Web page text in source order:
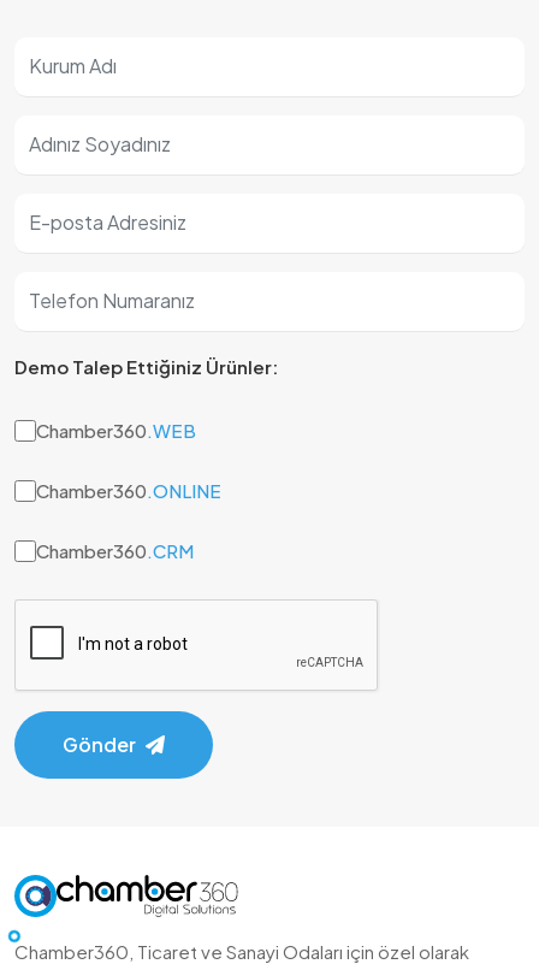
Demo Talep Ettiğiniz Ürünler:
Chamber360.WEB
Chamber360.ONLINE
Chamber360.CRM
Gönder
Chamber360, Ticaret ve Sanayi Odaları için özel olarak